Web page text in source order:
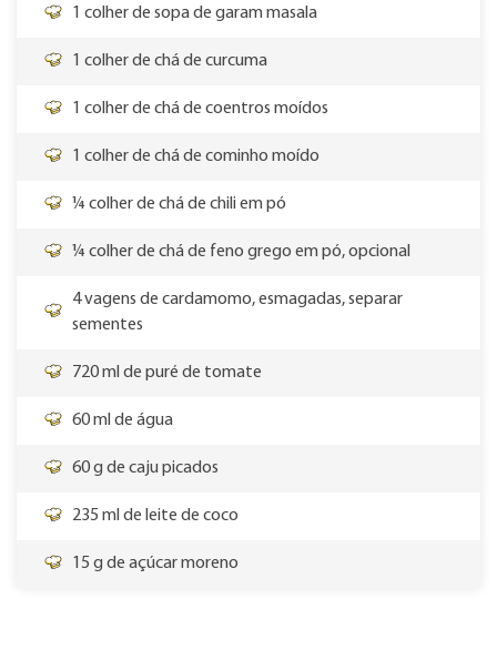
1 colher de sopa de garam masala
1 colher de chá de curcuma
1 colher de chá de coentros moídos
1 colher de chá de cominho moído
¼ colher de chá de chili em pó
¼ colher de chá de feno grego em pó, opcional
4 vagens de cardamomo, esmagadas, separar
sementes
720 ml de puré de tomate
60 ml de água
60 g de caju picados
235 ml de leite de coco
15 g de açúcar moreno